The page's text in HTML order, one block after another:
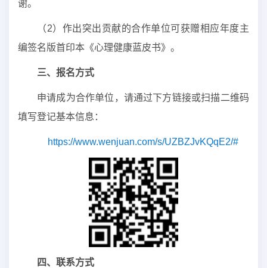
谢。
（2）作出突出贡献的合作单位可获赠相应年度主
编签名版首印本《心理健康蓝皮书》。
三、报名方式
申请成为合作单位，请通过下方链接或扫描二维码
填写登记基本信息：
https://www.wenjuan.com/s/UZBZJvKQqE2/#
四、联系方式